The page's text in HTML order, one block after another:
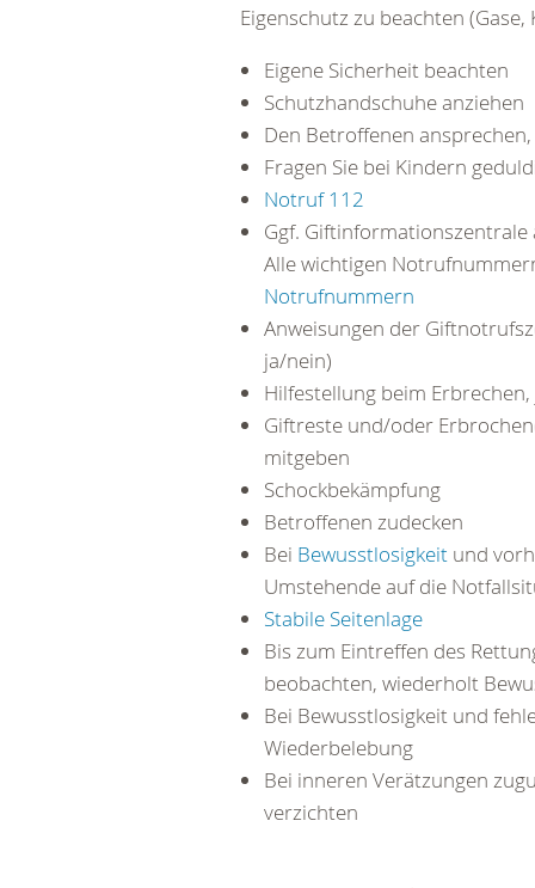
Eigenschutz zu beachten (Gase,
Eigene Sicherheit beachten
Schutzhandschuhe anziehen
Den Betroffenen
Fragen Sie bei Kindern
Notruf 112
Ggf.
Alle wichtigen
Notrufnummern
Anweisungen der
ja/nein)
Hilfestellung beim
Giftreste und/oder
mitgeben
Schockbekämpfung
Betroffenen zudecken
Bei Bewusstlosigkeit und
Umstehende auf die
Stabile Seitenlage
Bis zum Eintreffen des
beobachten, wiederholt
Bei Bewusstlosigkeit und
Wiederbelebung
Bei inneren Verätzungen
verzichten